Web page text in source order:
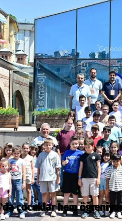
tarihi dönüşüm
başladı